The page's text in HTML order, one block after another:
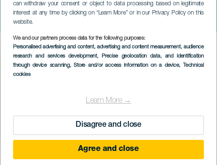
can withdraw your consent or object to data processing based on legitimate
interest at any time by clicking on “Learn More” or in our Privacy Policy on this
website.
We and our partners process data for the following purposes:
Personalised advertising and content, advertising and content measurement, audience
research and services development, Precise geolocation data, and identification
through device scanning, Store and/or access information on a device, Technical
cookies
Learn More →
Disagree and close
Agree and close
Világkultúrák a Kanári-
szigeteken
Imagen
Listado